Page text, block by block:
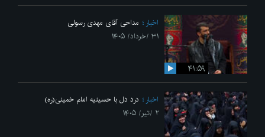
۴۱:۵۹
اخبار
مداحی آقای مهدی رسولی
۳۱ /خرداد/ ۱۴۰۵
اخبار
درد دل با حسینیه امام خمینی(ره)
۲ /تیر/ ۱۴۰۵